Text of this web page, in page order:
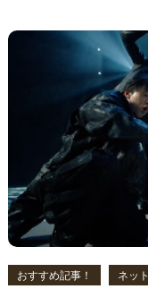
おすすめ記事！ ネッ